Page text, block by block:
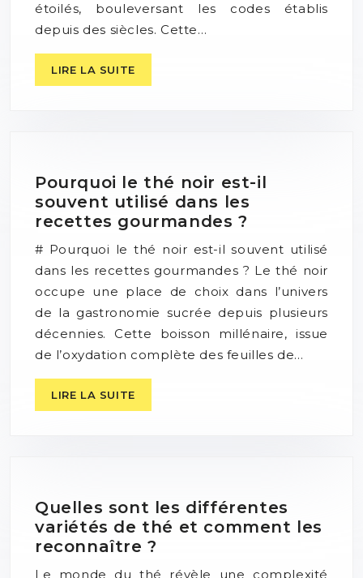
étoilés, bouleversant les codes établis
depuis des siècles. Cette…
LIRE LA SUITE
Pourquoi le thé noir est-il
souvent utilisé dans les
recettes gourmandes ?
# Pourquoi le thé noir est-il souvent utilisé
dans les recettes gourmandes ? Le thé noir
occupe une place de choix dans l’univers
de la gastronomie sucrée depuis plusieurs
décennies. Cette boisson millénaire, issue
de l’oxydation complète des feuilles de…
LIRE LA SUITE
Quelles sont les différentes
variétés de thé et comment les
reconnaître ?
Le monde du thé révèle une complexité